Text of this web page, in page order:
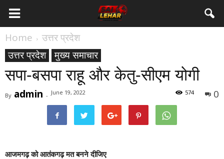
Home
उत्तर प्रदेश
उत्तर प्रदेश
मुख्य समाचार
सपा-बसपा राहू और केतु-सीएम योगी
By admin - June 19, 2022 0
574
आजमगढ़ को आतंकगढ़ मत बनने दीजिए